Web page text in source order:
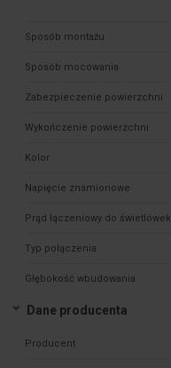
Sposób montażu
Sposób mocowania
Zabezpieczenie powierzchni
Wykończenie powierzchni
Kolor
Napięcie znamionowe
Prąd łączeniowy do świetlówek
Typ połączenia
Głębokość wbudowania
Dane producenta
Producent